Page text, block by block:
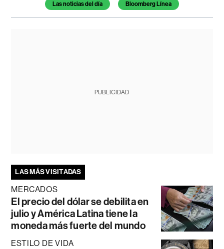
Las noticias del día Bloomberg Línea
PUBLICIDAD
LAS MÁS VISITADAS
MERCADOS
El precio del dólar se debilita en
julio y América Latina tiene la
moneda más fuerte del mundo
ESTILO DE VIDA